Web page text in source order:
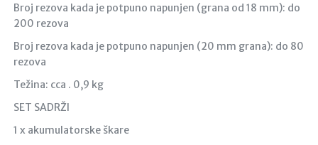
Broj rezova kada je potpuno napunjen (grana od 18 mm): do
200 rezova
Broj rezova kada je potpuno napunjen (20 mm grana): do 80
rezova
Težina: cca . 0,9 kg
SET SADRŽI
1 x akumulatorske škare